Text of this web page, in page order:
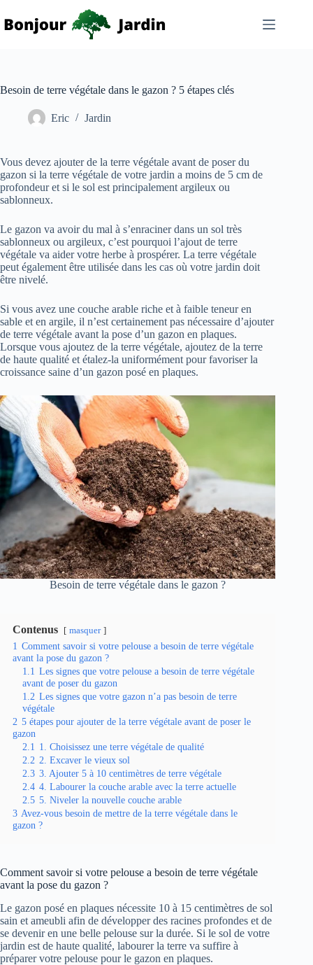
au
contenu
Besoin de terre végétale dans le gazon ? 5 étapes clés
Eric Jardin
Vous devez ajouter de la terre végétale avant de poser du
gazon si la terre végétale de votre jardin a moins de 5 cm de
profondeur et si le sol est principalement argileux ou
sablonneux.
Le gazon va avoir du mal à s’enraciner dans un sol très
sablonneux ou argileux, c’est pourquoi l’ajout de terre
végétale va aider votre herbe à prospérer. La terre végétale
peut également être utilisée dans les cas où votre jardin doit
être nivelé.
Si vous avez une couche arable riche et à faible teneur en
sable et en argile, il n’est certainement pas nécessaire d’ajouter
de terre végétale avant la pose d’un gazon en plaques.
Lorsque vous ajoutez de la terre végétale, ajoutez de la terre
de haute qualité et étalez-la uniformément pour favoriser la
croissance saine d’un gazon posé en plaques.
Besoin de terre végétale dans le gazon ?
Contenus masquer
1 Comment savoir si votre pelouse a besoin de terre végétale
avant la pose du gazon ?
1.1 Les signes que votre pelouse a besoin de terre végétale
avant de poser du gazon
1.2 Les signes que votre gazon n’a pas besoin de terre
végétale
2 5 étapes pour ajouter de la terre végétale avant de poser le
gazon
2.1 1. Choisissez une terre végétale de qualité
2.2 2. Excaver le vieux sol
2.3 3. Ajouter 5 à 10 centimètres de terre végétale
2.4 4. Labourer la couche arable avec la terre actuelle
2.5 5. Niveler la nouvelle couche arable
3 Avez-vous besoin de mettre de la terre végétale dans le
gazon ?
Comment savoir si votre pelouse a besoin de terre végétale
avant la pose du gazon ?
Le gazon posé en plaques nécessite 10 à 15 centimètres de sol
sain et ameubli afin de développer des racines profondes et de
se devenir en une belle pelouse sur la durée. Si le sol de votre
jardin est de haute qualité, labourer la terre va suffire à
préparer votre pelouse pour le gazon en plaques.